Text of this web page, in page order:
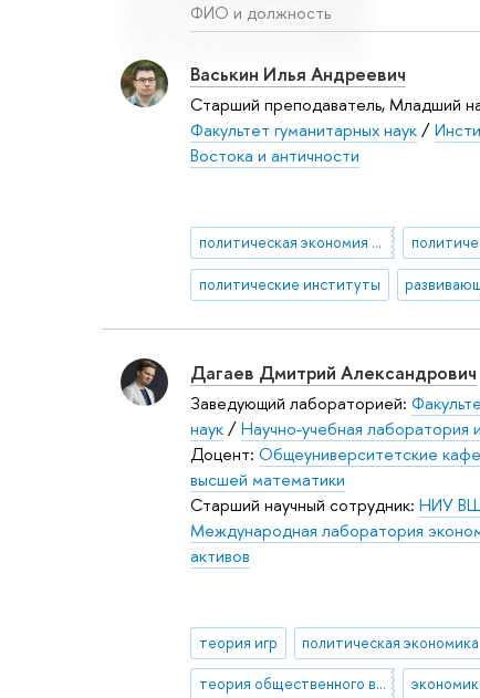
ФИО и должность
Васькин Илья Андреевич
Старший преподаватель, Младший
Факультет гуманитарных наук/
Востока и античности
политическая экономия институтов и развития
политические институты
Дагаев Дмитрий Александрович
Заведующий лабораторией:
наук/Научно-учебная лаборатория
Доцент: Общеуниверситетские
высшей математики
Старший научный сотрудник: НИУ
Международная лаборатория
активов
теория игр политическая экономика
теория общественного выбора